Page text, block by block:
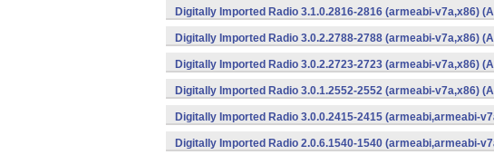
Digitally Imported Radio 3.1.0.2816-2816 (armeabi-v7a,x86)
Digitally Imported Radio 3.0.2.2788-2788 (armeabi-v7a,x86)
Digitally Imported Radio 3.0.2.2723-2723 (armeabi-v7a,x86)
Digitally Imported Radio 3.0.1.2552-2552 (armeabi-v7a,x86)
Digitally Imported Radio 3.0.0.2415-2415 (armeabi,armeabi-
Digitally Imported Radio 2.0.6.1540-1540 (armeabi,armeabi-